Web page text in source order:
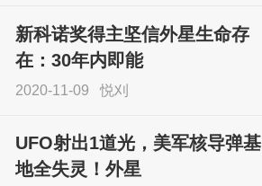
sskfn
新科诺奖得主坚信外星生命存
在：30年内即能
2020-11-09 悦刈
UFO射出1道光，美军核导弹基
地全失灵！外星